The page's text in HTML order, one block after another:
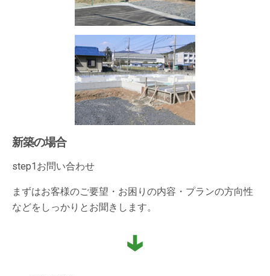
新築の場合
step1 お問い合わせ
まずはお客様のご要望・お困りの内容・プランの方向性
などをしっかりとお聞きします。